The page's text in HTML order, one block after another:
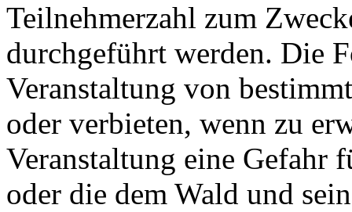
Teilnehmerzahl zum
durchgeführt werden. Die
Veranstaltung von
oder verbieten, wenn zu
Veranstaltung eine Gefahr
oder die dem Wald und